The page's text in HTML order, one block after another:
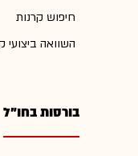
חיפוש קרנות
השוואה ביצועי
בורסות בחו"ל